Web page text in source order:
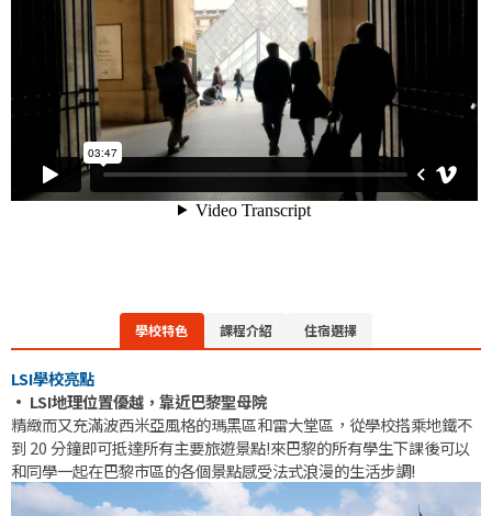
學校特色 課程介紹 住宿選擇
LSI學校亮點
• LSI地理位置優越，靠近巴黎聖母院
精緻而又充滿波西米亞風格的瑪黑區和雷大堂區，從學校搭乘地鐵不
到 20 分鐘即可抵達所有主要旅遊景點!來巴黎的所有學生下課後可以
和同學一起在巴黎市區的各個景點感受法式浪漫的生活步調!